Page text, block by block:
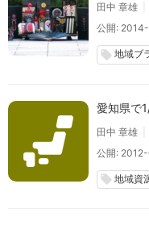
田中 章雄
公開:
local_offer 地域ブ
愛知県で
田中 章雄
公開:
local_offer 地域資